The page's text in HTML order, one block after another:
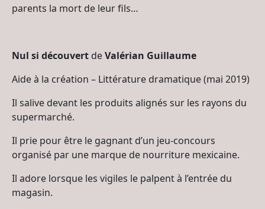
parents la mort de leur fils…
Nul si découvert deValérian Guillaume
Aide à la création – Littérature dramatique (mai 2019)
Il salive devant les produits alignés sur les rayons du
supermarché.
Il prie pour être le gagnant d’un jeu-concours
organisé par une marque de nourriture mexicaine.
Il adore lorsque les vigiles le palpent à l’entrée du
magasin.